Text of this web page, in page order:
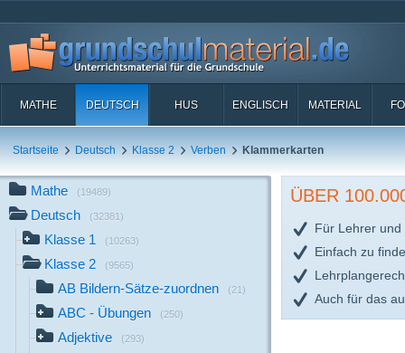
MATHE DEUTSCH HUS ENGLISCH MATERIAL
Startseite Deutsch Klasse 2 Verben Klammerkarten
Mathe (19489)
Deutsch (32381)
Klasse 1 (10263)
Klasse 2 (9565)
AB Bildern-Sätze-zuordnen (21)
ABC - Übungen (250)
Adjektive (293)
ÜBER
Für Lehrer und
Einfach zu
Auch für das